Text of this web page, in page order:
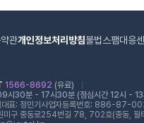
관개인정보처리방침불법스팸대응
1566-8692 (유료)
시30분 - 17시30분 (점심시간 12시 - 13
대표: 정민기 사업자등록번호: 886-87-
미구 중동로254번길 78, 702호(중동, 필